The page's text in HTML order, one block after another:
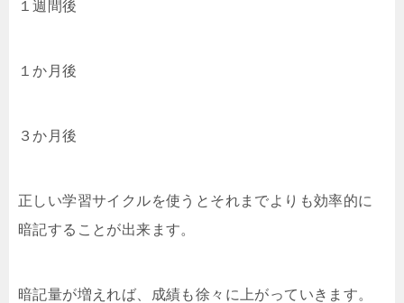
１週間後
１か月後
３か月後
正しい学習サイクルを使うとそれまでよりも効率的に
暗記することが出来ます。
暗記量が増えれば、成績も徐々に上がっていきます。